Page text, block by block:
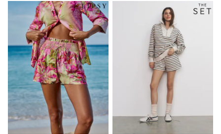
Nightwear & Pyjamas
Shorts
Swimwear
Suits & Waistcoats
Shop All Footwear
New In
Sandals & Clogs
Trainers
Pram Shoes
School Shoes
Slippers
Boots
Wellies
Wide Fit